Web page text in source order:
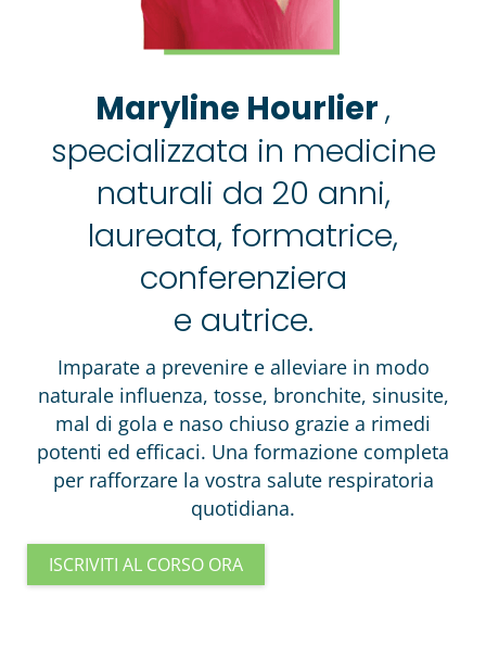
Maryline Hourlier,
specializzata in medicine
naturali da 20 anni,
laureata, formatrice,
conferenziera
e autrice.
Imparate a prevenire e alleviare in modo
naturale influenza, tosse, bronchite, sinusite,
mal di gola e naso chiuso grazie a rimedi
potenti ed efficaci. Una formazione completa
per rafforzare la vostra salute respiratoria
quotidiana.
ISCRIVITI AL CORSO ORA